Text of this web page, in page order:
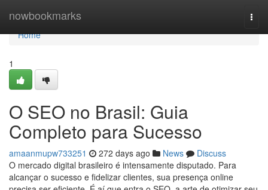
nowbookmarks
Home
Home
1
O SEO no Brasil: Guia
Completo para Sucesso
amaanmupw733251 272 days ago News
Discuss
O mercado digital brasileiro é intensamente disputado. Para
alcançar o sucesso e fidelizar clientes, sua presença online